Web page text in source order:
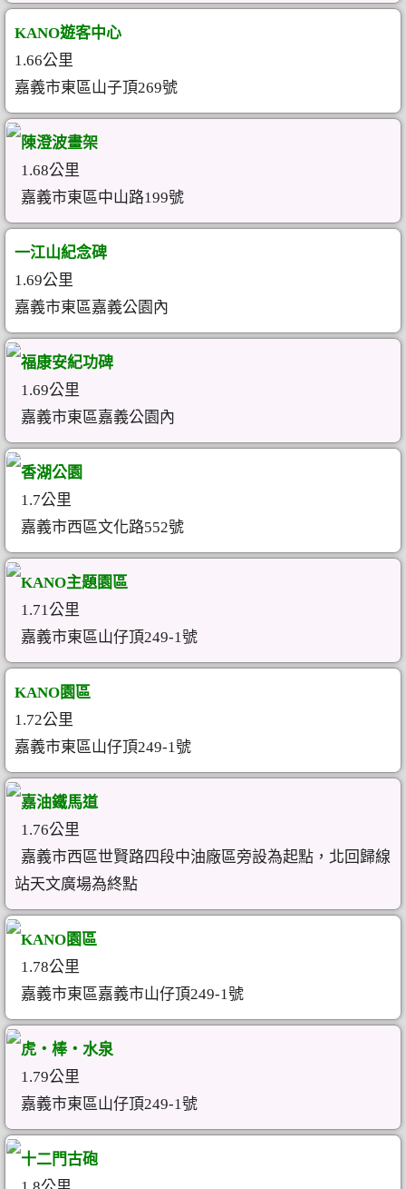
KANO遊客中心
1.66公里
嘉義市東區山子頂269號
陳澄波畫架
1.68公里
嘉義市東區中山路199號
一江山紀念碑
1.69公里
嘉義市東區嘉義公園內
福康安紀功碑
1.69公里
嘉義市東區嘉義公園內
香湖公園
1.7公里
嘉義市西區文化路552號
KANO主題園區
1.71公里
嘉義市東區山仔頂249-1號
KANO園區
1.72公里
嘉義市東區山仔頂249-1號
嘉油鐵馬道
1.76公里
嘉義市西區世賢路四段中油廠區旁設為起點，北回歸線
站天文廣場為終點
KANO園區
1.78公里
嘉義市東區嘉義市山仔頂249-1號
虎‧棒‧水泉
1.79公里
嘉義市東區山仔頂249-1號
十二門古砲